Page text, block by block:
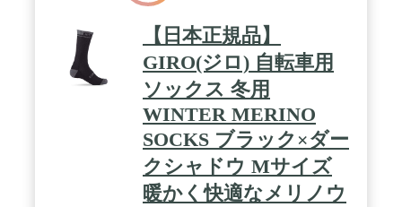
きます。生地：メリノウール74%、ナイロン13%、
アクリル8%、スパンデックス3%。
【日本正規品】
GIRO(ジロ) 自転車用
ソックス 冬用
WINTER MERINO
SOCKS ブラック×ダー
クシャドウ Mサイズ
暖かく快適なメリノウ